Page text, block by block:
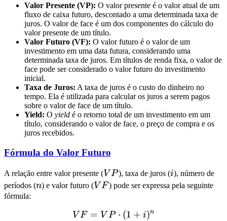
Valor Presente (VP): O valor presente é o valor atual de um
fluxo de caixa futuro, descontado a uma determinada taxa de
juros. O valor de face é um dos componentes do cálculo do
valor presente de um título.
Valor Futuro (VF): O valor futuro é o valor de um
investimento em uma data futura, considerando uma
determinada taxa de juros. Em títulos de renda fixa, o valor de
face pode ser considerado o valor futuro do investimento
inicial.
Taxa de Juros: A taxa de juros é o custo do dinheiro no
tempo. Ela é utilizada para calcular os juros a serem pagos
sobre o valor de face de um título.
Yield: O yield é o retorno total de um investimento em um
título, considerando o valor de face, o preço de compra e os
juros recebidos.
Fórmula do Valor Futuro
A relação entre valor presente (VP
V P), taxa de juros (i
i), número de
períodos (n
n) e valor futuro (VF
V F ) pode ser expressa pela seguinte
fórmula:
VF = VP \cdot (1 + i)^n
V F = V P ⋅ (1 + i)n